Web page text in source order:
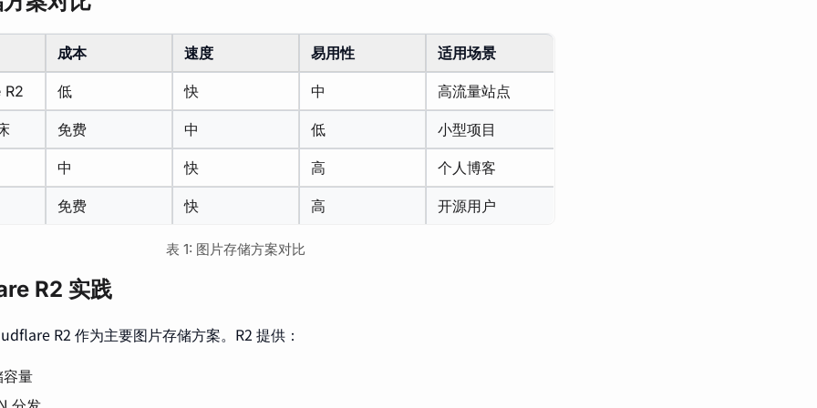
成本 速度 易用性 适用场景
低 快 中 高流量站点
免费 中 低 小型项目
中 快 高 个人博客
免费 快 高 开源用户
表 1: 图片存储方案对比
R2 实践
R2 作为主要图片存储方案。R2 提供：
量